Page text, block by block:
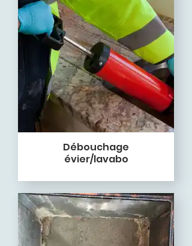
Débouchage
évier/lavabo